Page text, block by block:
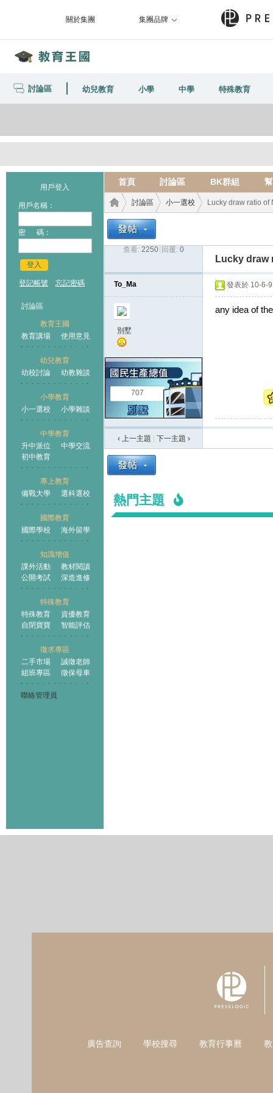
關於集團 集團品牌
討論區 幼兒教育 小學 中學 特殊教育
用戶登入
用戶名稱：
密 碼：
登入
登記帳號 忘記密碼
討論區
教育王國
教育講場
使用意見
幼兒教育
幼校討論
幼教雜談
小學教育
小一選校
小學雜談
中學教育
升中派位
中學交流
初中教育
專上教育
備戰大學
選科選校
國際教育
國際學校
海外留學
知識增值
課外活動
教材閱讀
公開考試
深造進修
特殊教育
特殊教育
資優教育
自閉寶寶
智能評估
徵求專區
二手市場
誠徵老師
組班專區
徵保母車
聯絡管理員
首頁 討論區 BK群組
王國
討論區
›
小一選校 Lucky draw ratio of
查看: 2250 回覆: 0
Lucky draw
To_Ma
別墅
707
發表於 10-6-
any idea of
‹ 上一主題 下一主題 ›
熱門主題
廣告查詢 學校搜尋 教育行事曆